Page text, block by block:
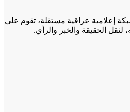
إعلامية عراقية مستقلة، تقوم على
لنقل الحقيقة والخبر والرأي.